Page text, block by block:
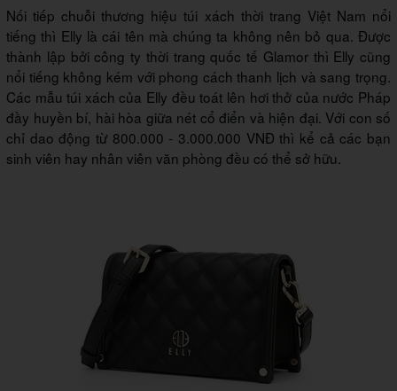
Nối tiếp chuỗi thương hiệu túi xách thời trang Việt Nam nổi
tiếng thì Elly là cái tên mà chúng ta không nên bỏ qua. Được
thành lập bởi công ty thời trang quốc tế Glamor thì Elly cũng
nổi tiếng không kém với phong cách thanh lịch và sang trọng.
Các mẫu túi xách của Elly đều toát lên hơi thở của nước Pháp
đầy huyền bí, hài hòa giữa nét cổ điển và hiện đại. Với con số
chỉ dao động từ 800.000 - 3.000.000 VNĐ thì kể cả các bạn
sinh viên hay nhân viên văn phòng đều có thể sở hữu.